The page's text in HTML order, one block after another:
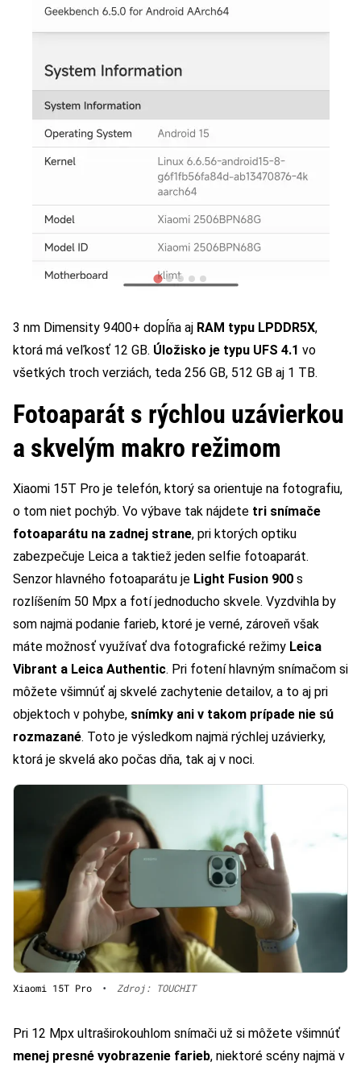
3 nm Dimensity 9400+ dopĺňa aj RAM typu LPDDR5X,
ktorá má veľkosť 12 GB. Úložisko je typu UFS 4.1 vo
všetkých troch verziách, teda 256 GB, 512 GB aj 1 TB.
Fotoaparát s rýchlou uzávierkou
a skvelým makro režimom
Xiaomi 15T Pro je telefón, ktorý sa orientuje na fotografiu,
o tom niet pochýb. Vo výbave tak nájdete tri snímače
fotoaparátu na zadnej strane, pri ktorých optiku
zabezpečuje Leica a taktiež jeden selfie fotoaparát.
Senzor hlavného fotoaparátu je Light Fusion 900 s
rozlíšením 50 Mpx a fotí jednoducho skvele. Vyzdvihla by
som najmä podanie farieb, ktoré je verné, zároveň však
máte možnosť využívať dva fotografické režimy Leica
Vibrant a Leica Authentic. Pri fotení hlavným snímačom si
môžete všimnúť aj skvelé zachytenie detailov, a to aj pri
objektoch v pohybe, snímky ani v takom prípade nie sú
rozmazané. Toto je výsledkom najmä rýchlej uzávierky,
ktorá je skvelá ako počas dňa, tak aj v noci.
Xiaomi 15T Pro • Zdroj: TOUCHIT
Pri 12 Mpx ultraširokouhlom snímači už si môžete všimnúť
menej presné vyobrazenie farieb, niektoré scény najmä v